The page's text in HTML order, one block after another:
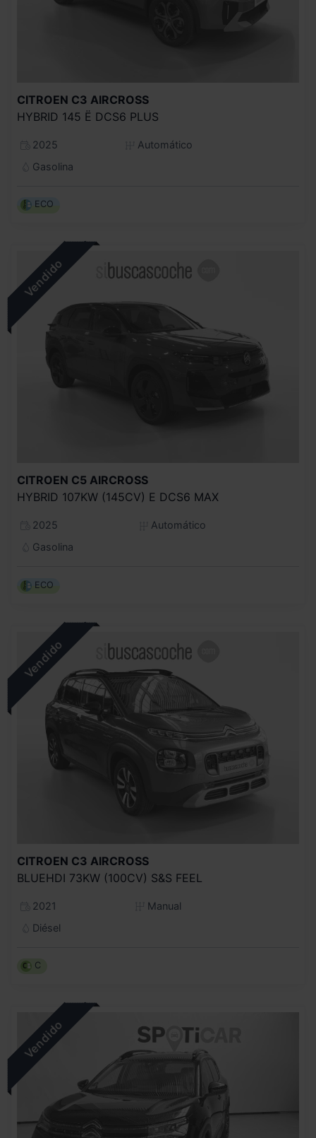
CITROEN C3 AIRCROSS
HYBRID 145 Ë DCS6 PLUS
2025
Automático
Gasolina
ECO
CITROEN C5 AIRCROSS
HYBRID 107KW (145CV) E DCS6 MAX
2025
Automático
Gasolina
ECO
CITROEN C3 AIRCROSS
BLUEHDI 73KW (100CV) S&S FEEL
2021
Manual
Diésel
C